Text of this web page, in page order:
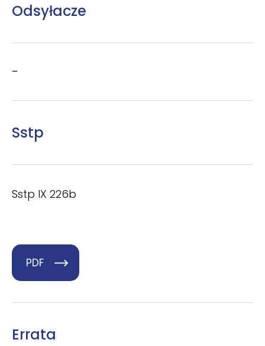
Odsyłacze
–
Sstp
Sstp IX 226b
PDF
Errata